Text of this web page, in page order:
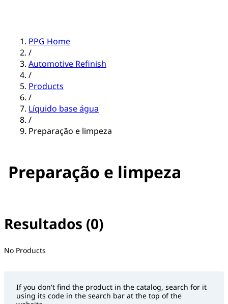
PPG Home
/
Automotive Refinish
/
Products
/
Líquido base água
/
Preparação e limpeza
Preparação e limpeza
Resultados (0)
No filter(s) selected
No Products
If you don't find the product in the catalog, search for it
using its code in the search bar at the top of the